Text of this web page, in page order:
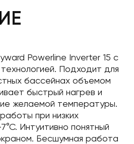
Powerline Inverter 15 с
Подходит для
бассейнах объемом
быстрый нагрев и
желаемой температуры.
при низких
Интуитивно понятный
Бесшумная работа